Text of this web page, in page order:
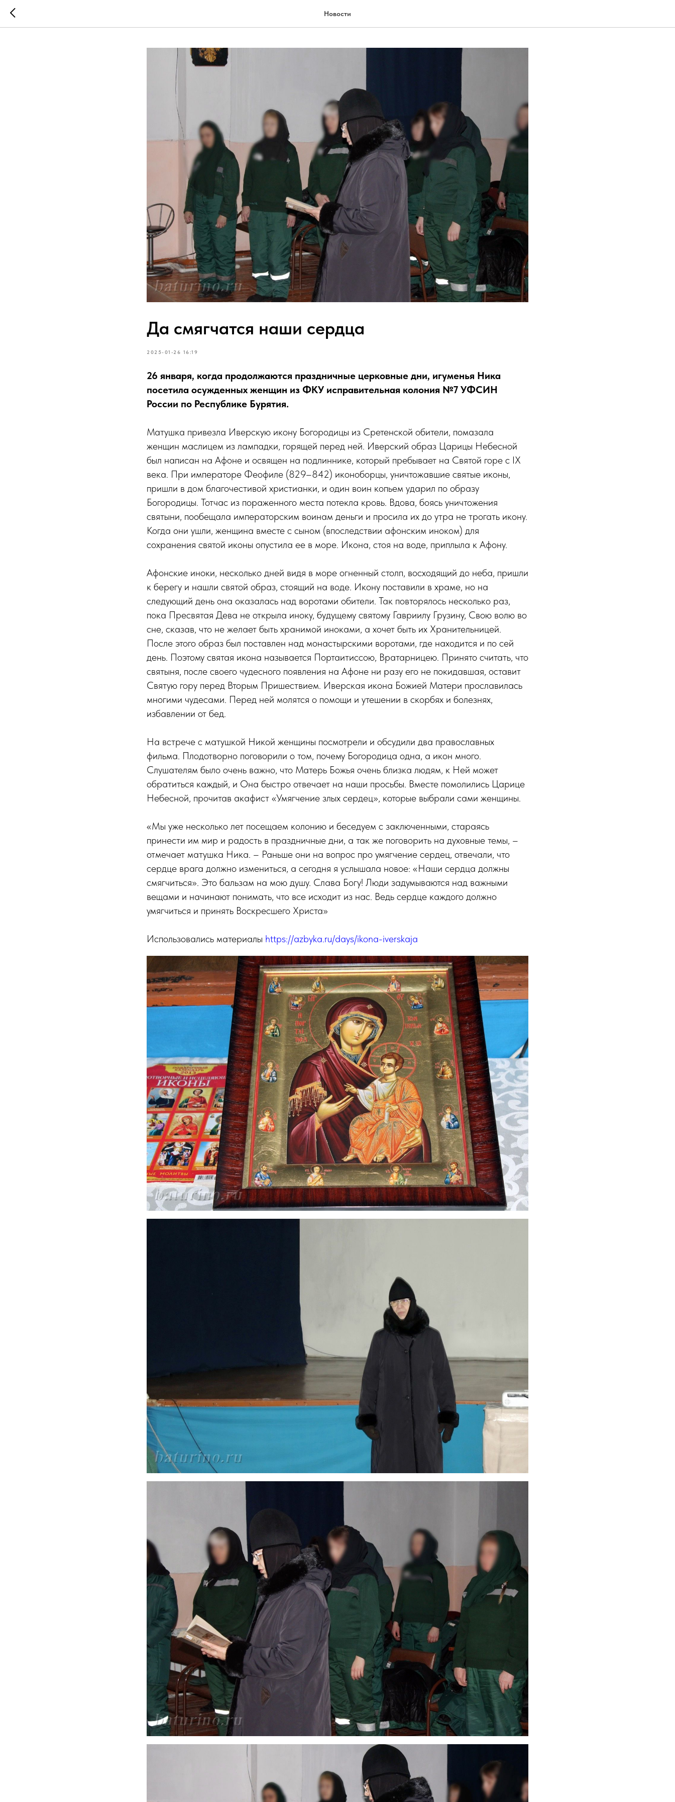
Новости
Да смягчатся наши сердца
2025-01-26 16:19
26 января, когда продолжаются праздничные церковные дни, игуменья Ника
посетила осужденных женщин из ФКУ исправительная колония №7 УФСИН
России по Республике Бурятия.
Матушка привезла Иверскую икону Богородицы из Сретенской обители, помазала
женщин маслицем из лампадки, горящей перед ней. Иверский образ Царицы Небесной
был написан на Афоне и освящен на подлиннике, который пребывает на Святой горе с IX
века. При императоре Феофиле (829–842) иконоборцы, уничтожавшие святые иконы,
пришли в дом благочестивой христианки, и один воин копьем ударил по образу
Богородицы. Тотчас из пораженного места потекла кровь. Вдова, боясь уничтожения
святыни, пообещала императорским воинам деньги и просила их до утра не трогать икону.
Когда они ушли, женщина вместе с сыном (впоследствии афонским иноком) для
сохранения святой иконы опустила ее в море. Икона, стоя на воде, приплыла к Афону.
Афонские иноки, несколько дней видя в море огненный столп, восходящий до неба, пришли
к берегу и нашли святой образ, стоящий на воде. Икону поставили в храме, но на
следующий день она оказалась над воротами обители. Так повторялось несколько раз,
пока Пресвятая Дева не открыла иноку, будущему святому Гавриилу Грузину, Свою волю во
сне, сказав, что не желает быть хранимой иноками, а хочет быть их Хранительницей.
После этого образ был поставлен над монастырскими воротами, где находится и по сей
день. Поэтому святая икона называется Портаитиссою, Вратарницею. Принято считать, что
святыня, после своего чудесного появления на Афоне ни разу его не покидавшая, оставит
Святую гору перед Вторым Пришествием. Иверская икона Божией Матери прославилась
многими чудесами. Перед ней молятся о помощи и утешении в скорбях и болезнях,
избавлении от бед.
На встрече с матушкой Никой женщины посмотрели и обсудили два православных
фильма. Плодотворно поговорили о том, почему Богородица одна, а икон много.
Слушателям было очень важно, что Матерь Божья очень близка людям, к Ней может
обратиться каждый, и Она быстро отвечает на наши просьбы. Вместе помолились Царице
Небесной, прочитав акафист «Умягчение злых сердец», которые выбрали сами женщины.
«Мы уже несколько лет посещаем колонию и беседуем с заключенными, стараясь
принести им мир и радость в праздничные дни, а так же поговорить на духовные темы, –
отмечает матушка Ника. – Раньше они на вопрос про умягчение сердец, отвечали, что
сердце врага должно измениться, а сегодня я услышала новое: «Наши сердца должны
смягчиться». Это бальзам на мою душу. Слава Богу! Люди задумываются над важными
вещами и начинают понимать, что все исходит из нас. Ведь сердце каждого должно
умягчиться и принять Воскресшего Христа»
Использовались материалы https://azbyka.ru/days/ikona-iverskaja